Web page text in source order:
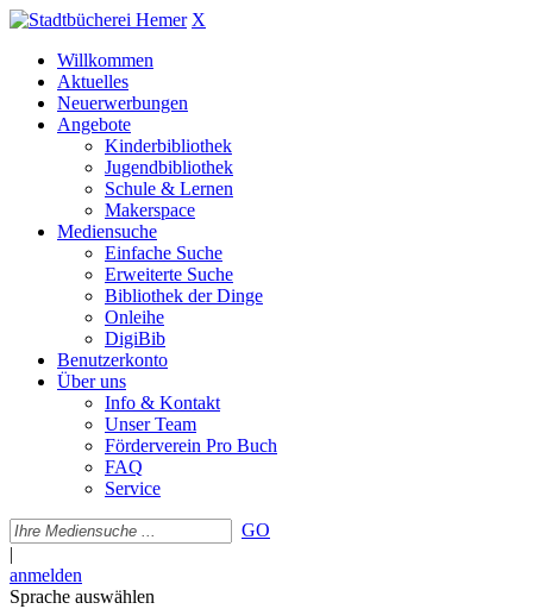
X
Willkommen
Aktuelles
Neuerwerbungen
Angebote
Kinderbibliothek
Jugendbibliothek
Schule & Lernen
Makerspace
Mediensuche
Einfache Suche
Erweiterte Suche
Bibliothek der Dinge
Onleihe
DigiBib
Benutzerkonto
Über uns
Info & Kontakt
Unser Team
Förderverein Pro Buch
FAQ
Service
GO
|
anmelden
Sprache auswählen